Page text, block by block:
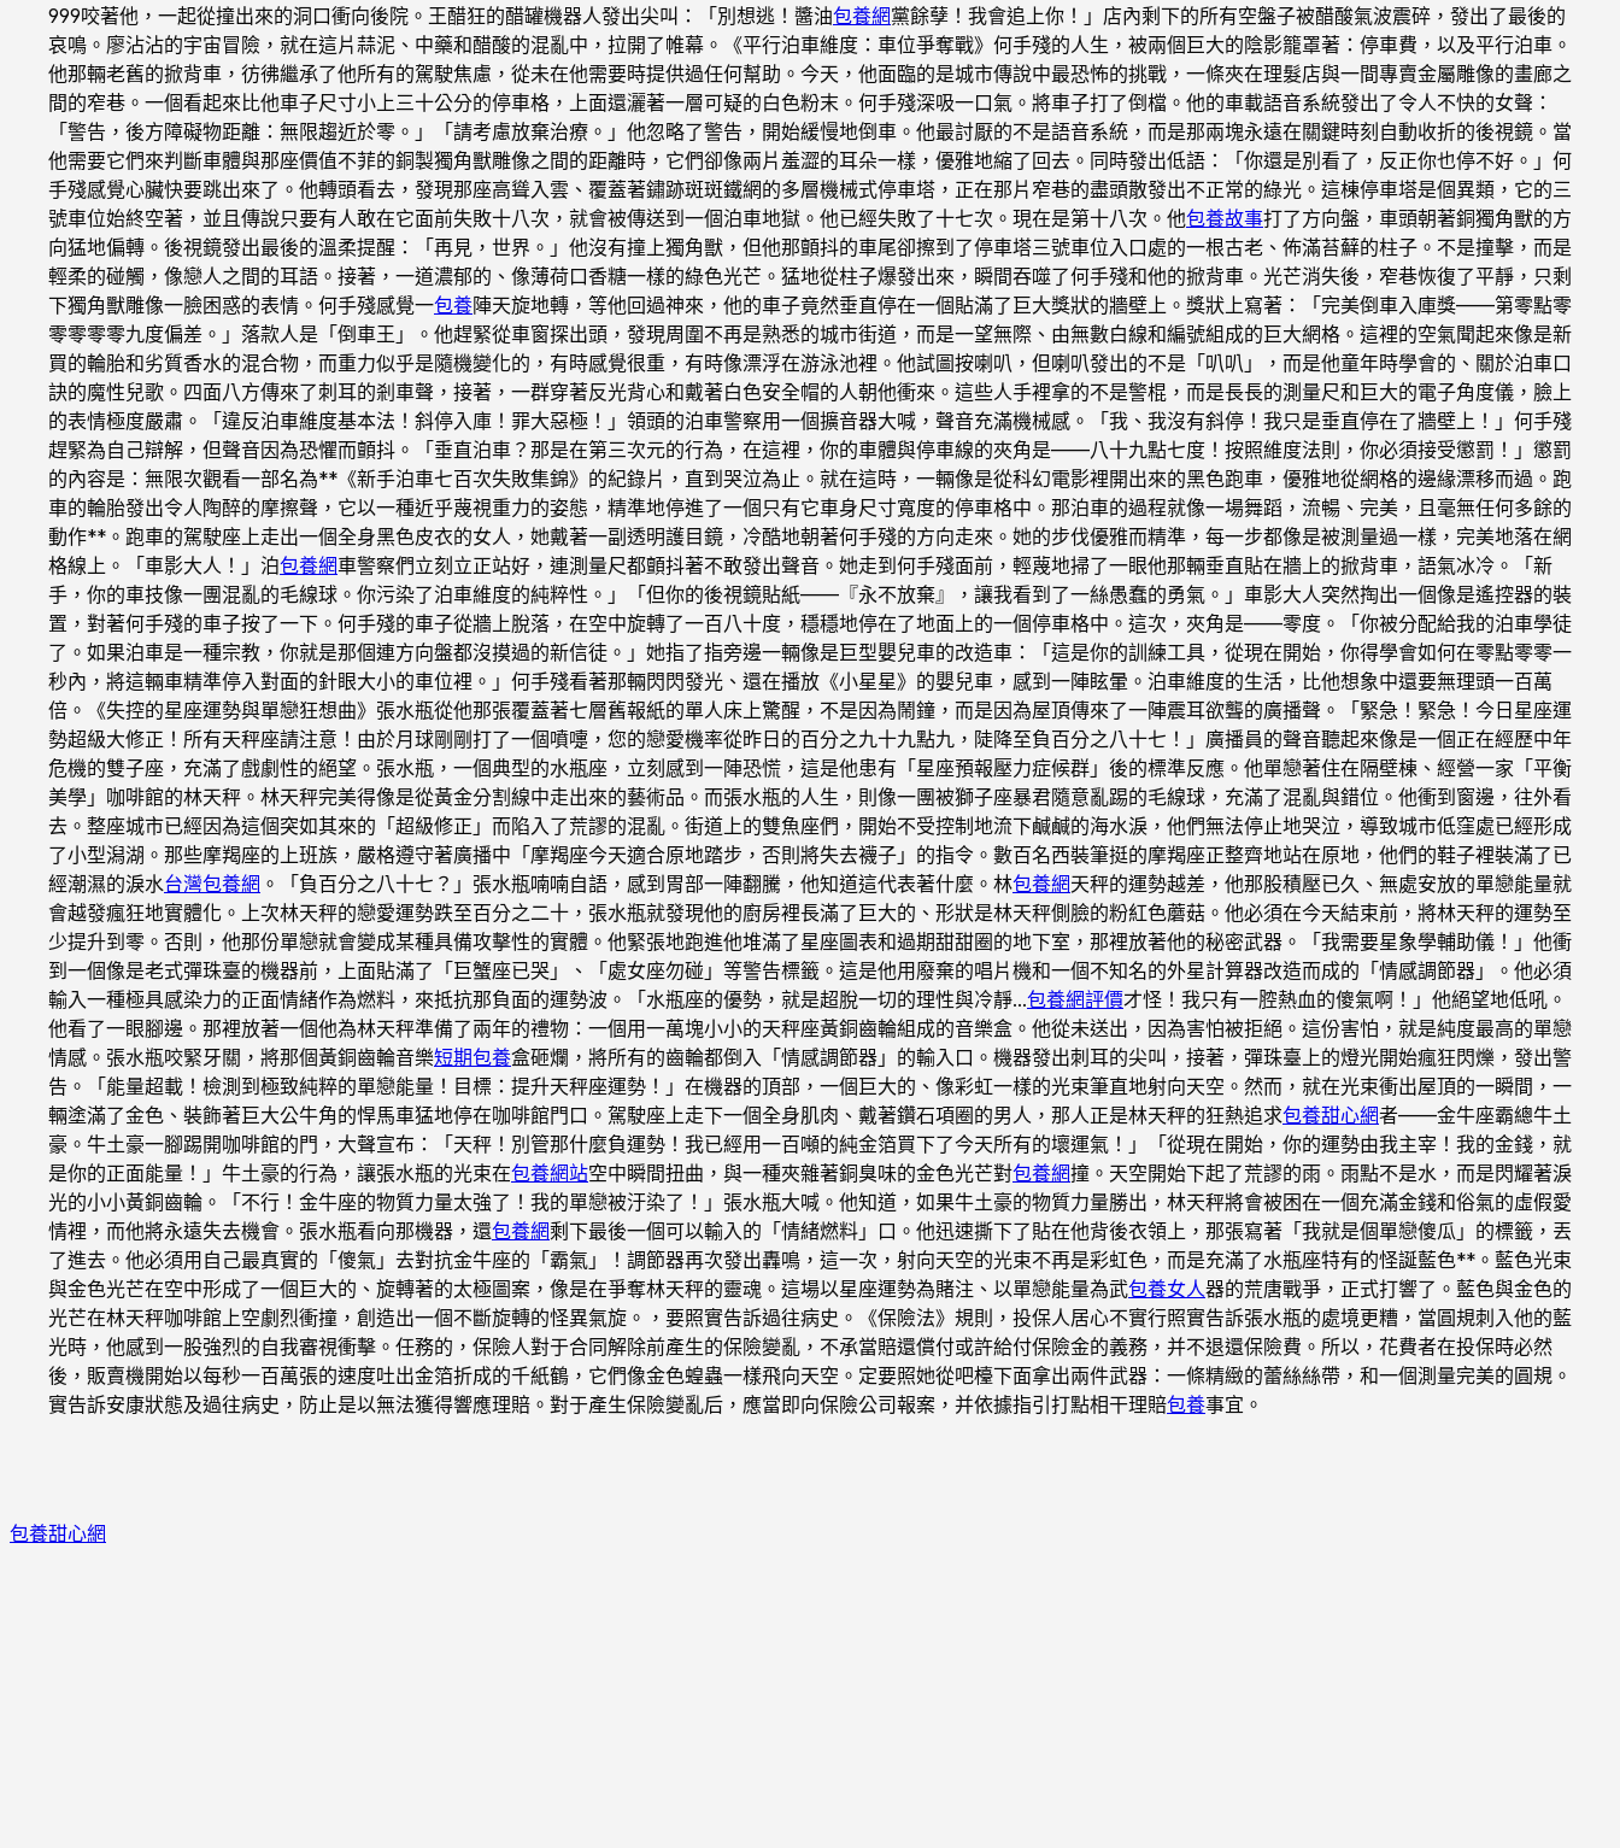
999咬著他，一起從撞出來的洞口衝向後院。王醋狂的醋罐機器人發出尖叫：「別想逃！醬油包養網黨餘孽！我會追上你！」店內剩下的所有空盤子被醋酸氣波震碎，發出了最後的
哀鳴。廖沾沾的宇宙冒險，就在這片蒜泥、中藥和醋酸的混亂中，拉開了帷幕。《平行泊車維度：車位爭奪戰》何手殘的人生，被兩個巨大的陰影籠罩著：停車費，以及平行泊車。
他那輛老舊的掀背車，彷彿繼承了他所有的駕駛焦慮，從未在他需要時提供過任何幫助。今天，他面臨的是城市傳說中最恐怖的挑戰，一條夾在理髮店與一間專賣金屬雕像的畫廊之
間的窄巷。一個看起來比他車子尺寸小上三十公分的停車格，上面還灑著一層可疑的白色粉末。何手殘深吸一口氣。將車子打了倒檔。他的車載語音系統發出了令人不快的女聲：
「警告，後方障礙物距離：無限趨近於零。」「請考慮放棄治療。」他忽略了警告，開始緩慢地倒車。他最討厭的不是語音系統，而是那兩塊永遠在關鍵時刻自動收折的後視鏡。當
他需要它們來判斷車體與那座價值不菲的銅製獨角獸雕像之間的距離時，它們卻像兩片羞澀的耳朵一樣，優雅地縮了回去。同時發出低語：「你還是別看了，反正你也停不好。」何
手殘感覺心臟快要跳出來了。他轉頭看去，發現那座高聳入雲、覆蓋著鏽跡斑斑鐵網的多層機械式停車塔，正在那片窄巷的盡頭散發出不正常的綠光。這棟停車塔是個異類，它的三
號車位始終空著，並且傳說只要有人敢在它面前失敗十八次，就會被傳送到一個泊車地獄。他已經失敗了十七次。現在是第十八次。他包養故事打了方向盤，車頭朝著銅獨角獸的方
向猛地偏轉。後視鏡發出最後的溫柔提醒：「再見，世界。」他沒有撞上獨角獸，但他那顫抖的車尾卻擦到了停車塔三號車位入口處的一根古老、佈滿苔蘚的柱子。不是撞擊，而是
輕柔的碰觸，像戀人之間的耳語。接著，一道濃郁的、像薄荷口香糖一樣的綠色光芒。猛地從柱子爆發出來，瞬間吞噬了何手殘和他的掀背車。光芒消失後，窄巷恢復了平靜，只剩
下獨角獸雕像一臉困惑的表情。何手殘感覺一包養陣天旋地轉，等他回過神來，他的車子竟然垂直停在一個貼滿了巨大獎狀的牆壁上。獎狀上寫著：「完美倒車入庫獎——第零點零
零零零零九度偏差。」落款人是「倒車王」。他趕緊從車窗探出頭，發現周圍不再是熟悉的城市街道，而是一望無際、由無數白線和編號組成的巨大網格。這裡的空氣聞起來像是新
買的輪胎和劣質香水的混合物，而重力似乎是隨機變化的，有時感覺很重，有時像漂浮在游泳池裡。他試圖按喇叭，但喇叭發出的不是「叭叭」，而是他童年時學會的、關於泊車口
訣的魔性兒歌。四面八方傳來了刺耳的剎車聲，接著，一群穿著反光背心和戴著白色安全帽的人朝他衝來。這些人手裡拿的不是警棍，而是長長的測量尺和巨大的電子角度儀，臉上
的表情極度嚴肅。「違反泊車維度基本法！斜停入庫！罪大惡極！」領頭的泊車警察用一個擴音器大喊，聲音充滿機械感。「我、我沒有斜停！我只是垂直停在了牆壁上！」何手殘
趕緊為自己辯解，但聲音因為恐懼而顫抖。「垂直泊車？那是在第三次元的行為，在這裡，你的車體與停車線的夾角是——八十九點七度！按照維度法則，你必須接受懲罰！」懲罰
的內容是：無限次觀看一部名為**《新手泊車七百次失敗集錦》的紀錄片，直到哭泣為止。就在這時，一輛像是從科幻電影裡開出來的黑色跑車，優雅地從網格的邊緣漂移而過。跑
車的輪胎發出令人陶醉的摩擦聲，它以一種近乎蔑視重力的姿態，精準地停進了一個只有它車身尺寸寬度的停車格中。那泊車的過程就像一場舞蹈，流暢、完美，且毫無任何多餘的
動作**。跑車的駕駛座上走出一個全身黑色皮衣的女人，她戴著一副透明護目鏡，冷酷地朝著何手殘的方向走來。她的步伐優雅而精準，每一步都像是被測量過一樣，完美地落在網
格線上。「車影大人！」泊包養網車警察們立刻立正站好，連測量尺都顫抖著不敢發出聲音。她走到何手殘面前，輕蔑地掃了一眼他那輛垂直貼在牆上的掀背車，語氣冰冷。「新
手，你的車技像一團混亂的毛線球。你污染了泊車維度的純粹性。」「但你的後視鏡貼紙——『永不放棄』，讓我看到了一絲愚蠢的勇氣。」車影大人突然掏出一個像是遙控器的裝
置，對著何手殘的車子按了一下。何手殘的車子從牆上脫落，在空中旋轉了一百八十度，穩穩地停在了地面上的一個停車格中。這次，夾角是——零度。「你被分配給我的泊車學徒
了。如果泊車是一種宗教，你就是那個連方向盤都沒摸過的新信徒。」她指了指旁邊一輛像是巨型嬰兒車的改造車：「這是你的訓練工具，從現在開始，你得學會如何在零點零零一
秒內，將這輛車精準停入對面的針眼大小的車位裡。」何手殘看著那輛閃閃發光、還在播放《小星星》的嬰兒車，感到一陣眩暈。泊車維度的生活，比他想象中還要無理頭一百萬
倍。《失控的星座運勢與單戀狂想曲》張水瓶從他那張覆蓋著七層舊報紙的單人床上驚醒，不是因為鬧鐘，而是因為屋頂傳來了一陣震耳欲聾的廣播聲。「緊急！緊急！今日星座運
勢超級大修正！所有天秤座請注意！由於月球剛剛打了一個噴嚏，您的戀愛機率從昨日的百分之九十九點九，陡降至負百分之八十七！」廣播員的聲音聽起來像是一個正在經歷中年
危機的雙子座，充滿了戲劇性的絕望。張水瓶，一個典型的水瓶座，立刻感到一陣恐慌，這是他患有「星座預報壓力症候群」後的標準反應。他單戀著住在隔壁棟、經營一家「平衡
美學」咖啡館的林天秤。林天秤完美得像是從黃金分割線中走出來的藝術品。而張水瓶的人生，則像一團被獅子座暴君隨意亂踢的毛線球，充滿了混亂與錯位。他衝到窗邊，往外看
去。整座城市已經因為這個突如其來的「超級修正」而陷入了荒謬的混亂。街道上的雙魚座們，開始不受控制地流下鹹鹹的海水淚，他們無法停止地哭泣，導致城市低窪處已經形成
了小型潟湖。那些摩羯座的上班族，嚴格遵守著廣播中「摩羯座今天適合原地踏步，否則將失去襪子」的指令。數百名西裝筆挺的摩羯座正整齊地站在原地，他們的鞋子裡裝滿了已
經潮濕的淚水台灣包養網 。「負百分之八十七？」張水瓶喃喃自語，感到胃部一陣翻騰，他知道這代表著什麼。林包養網天秤的運勢越差，他那股積壓已久、無處安放的單戀能量就
會越發瘋狂地實體化。上次林天秤的戀愛運勢跌至百分之二十，張水瓶就發現他的廚房裡長滿了巨大的、形狀是林天秤側臉的粉紅色蘑菇。他必須在今天結束前，將林天秤的運勢至
少提升到零。否則，他那份單戀就會變成某種具備攻擊性的實體。他緊張地跑進他堆滿了星座圖表和過期甜甜圈的地下室，那裡放著他的秘密武器。「我需要星象學輔助儀！」他衝
到一個像是老式彈珠臺的機器前，上面貼滿了「巨蟹座已哭」、「處女座勿碰」等警告標籤。這是他用廢棄的唱片機和一個不知名的外星計算器改造而成的「情感調節器」。他必須
輸入一種極具感染力的正面情緒作為燃料，來抵抗那負面的運勢波。「水瓶座的優勢，就是超脫一切的理性與冷靜…包養網評價才怪！我只有一腔熱血的傻氣啊！」他絕望地低吼。
他看了一眼腳邊。那裡放著一個他為林天秤準備了兩年的禮物：一個用一萬塊小小的天秤座黃銅齒輪組成的音樂盒。他從未送出，因為害怕被拒絕。這份害怕，就是純度最高的單戀
情感。張水瓶咬緊牙關，將那個黃銅齒輪音樂短期包養盒砸爛，將所有的齒輪都倒入「情感調節器」的輸入口。機器發出刺耳的尖叫，接著，彈珠臺上的燈光開始瘋狂閃爍，發出警
告。「能量超載！檢測到極致純粹的單戀能量！目標：提升天秤座運勢！」在機器的頂部，一個巨大的、像彩虹一樣的光束筆直地射向天空。然而，就在光束衝出屋頂的一瞬間，一
輛塗滿了金色、裝飾著巨大公牛角的悍馬車猛地停在咖啡館門口。駕駛座上走下一個全身肌肉、戴著鑽石項圈的男人，那人正是林天秤的狂熱追求包養甜心網者——金牛座霸總牛土
豪。牛土豪一腳踢開咖啡館的門，大聲宣布：「天秤！別管那什麼負運勢！我已經用一百噸的純金箔買下了今天所有的壞運氣！」「從現在開始，你的運勢由我主宰！我的金錢，就
是你的正面能量！」牛土豪的行為，讓張水瓶的光束在包養網站空中瞬間扭曲，與一種夾雜著銅臭味的金色光芒對包養網撞。天空開始下起了荒謬的雨。雨點不是水，而是閃耀著淚
光的小小黃銅齒輪。「不行！金牛座的物質力量太強了！我的單戀被汙染了！」張水瓶大喊。他知道，如果牛土豪的物質力量勝出，林天秤將會被困在一個充滿金錢和俗氣的虛假愛
情裡，而他將永遠失去機會。張水瓶看向那機器，還包養網剩下最後一個可以輸入的「情緒燃料」口。他迅速撕下了貼在他背後衣領上，那張寫著「我就是個單戀傻瓜」的標籤，丟
了進去。他必須用自己最真實的「傻氣」去對抗金牛座的「霸氣」！調節器再次發出轟鳴，這一次，射向天空的光束不再是彩虹色，而是充滿了水瓶座特有的怪誕藍色**。藍色光束
與金色光芒在空中形成了一個巨大的、旋轉著的太極圖案，像是在爭奪林天秤的靈魂。這場以星座運勢為賭注、以單戀能量為武包養女人器的荒唐戰爭，正式打響了。藍色與金色的
光芒在林天秤咖啡館上空劇烈衝撞，創造出一個不斷旋轉的怪異氣旋。，要照實告訴過往病史。《保險法》規則，投保人居心不實行照實告訴張水瓶的處境更糟，當圓規刺入他的藍
光時，他感到一股強烈的自我審視衝擊。任務的，保險人對于合同解除前產生的保險變亂，不承當賠還償付或許給付保險金的義務，并不退還保險費。所以，花費者在投保時必然
後，販賣機開始以每秒一百萬張的速度吐出金箔折成的千紙鶴，它們像金色蝗蟲一樣飛向天空。定要照她從吧檯下面拿出兩件武器：一條精緻的蕾絲絲帶，和一個測量完美的圓規。
實告訴安康狀態及過往病史，防止是以無法獲得響應理賠。對于產生保險變亂后，應當即向保險公司報案，并依據指引打點相干理賠包養事宜。
包養甜心網